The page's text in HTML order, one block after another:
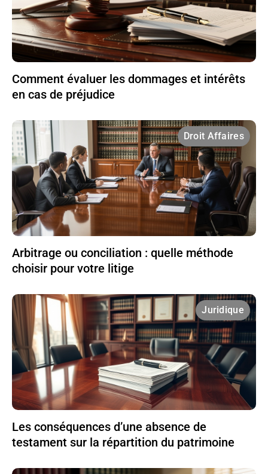
Comment évaluer les dommages et intérêts
en cas de préjudice
Droit Affaires
Arbitrage ou conciliation : quelle méthode
choisir pour votre litige
Juridique
Les conséquences d’une absence de
testament sur la répartition du patrimoine